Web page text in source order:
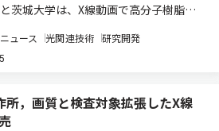
茨城大学は、X線動画で高分子樹脂内
明滅法（TXB）」を開発した（ニュー
）。 X線透過像は臨床ではレントゲン
ニュース 光関連技術 研究開発
所，画質と検査対象拡張したX線